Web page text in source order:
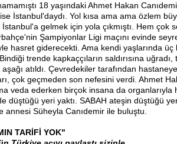
18 yaşındaki Ahmet Hakan
İstanbul'daydı. Yol kısa ama ama özlem
gelmek için yola çıkmıştı. Hem çok
Şampiyonlar Ligi maçını evinde
hasret giderecekti. Ama kendi yaşlarında üç
trende kapkaççıların saldırısına uğradı,
atıldı. Çevredekiler tarafından hastaneye
çok geçmeden son nefesini verdi. Ahmet
veda ederken birçok insana da organlarıyla
düştüğü yeri yaktı. SABAH ateşin düştüğü
annesi Süheyla Canıdemir ile buluştu.
TARİFİ YOK"